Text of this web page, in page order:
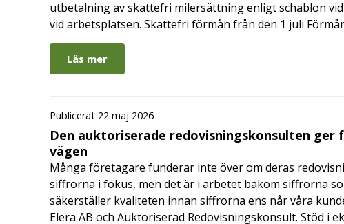
utbetalning av skattefri milersättning enligt schablon
vid arbetsplatsen. Skattefri förmån från den 1 juli
Läs mer
Publicerat 22 maj 2026
Den auktoriserade redovisningskonsulten
vägen
Många företagare funderar inte över om deras
siffrorna i fokus, men det är i arbetet bakom siffrorna
säkerställer kvaliteten innan siffrorna ens når våra
Elera AB och Auktoriserad Redovisningskonsult. Stöd i